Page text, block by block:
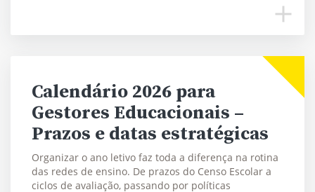
Calendário 2026 para
Gestores Educacionais –
Prazos e datas estratégicas
Organizar o ano letivo faz toda a diferença na rotina
das redes de ensino. De prazos do Censo Escolar a
ciclos de avaliação, passando por políticas